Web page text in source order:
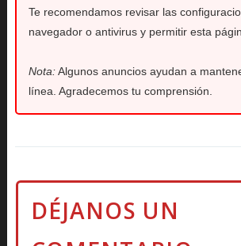
Te recomendamos revisar las
navegador o antivirus y permitir esta
Nota:Algunos anuncios ayudan a
línea. Agradecemos tu comprensión.